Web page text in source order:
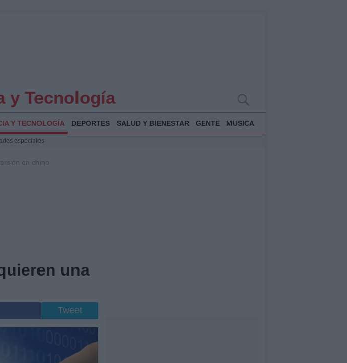
y Tecnología
Y TECNOLOGÍA DEPORTES SALUD Y BIENESTAR GENTE MUSICA
especiales
náutico sostenible
en chino
una
Tweet